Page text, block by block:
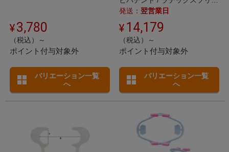
3,780
（税込）～
ポイント付与対象外
バリエーション一覧
へ
の柔らかい開口器で、PMTCや
ホワイトニング・口腔内スキャ
ナーでの印象採得時におすすめ
です。 入数が少量のタイプを
追加でラインナップ。
発送： 翌営業日
14,179
（税込）～
ポイント付与対象外
バリエーション一覧
へ